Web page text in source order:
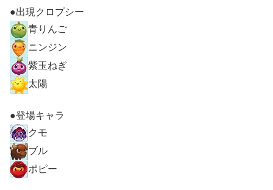
●出現クロプシー
青りんご
ニンジン
紫玉ねぎ
太陽
●登場キャラ
クモ
ブル
ポピー